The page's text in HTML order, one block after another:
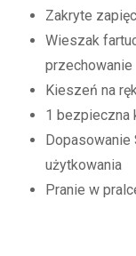
Zakryte
Wieszak
przechowanie
Kieszeń na
1 bezpieczna
użytkowania
Pranie w